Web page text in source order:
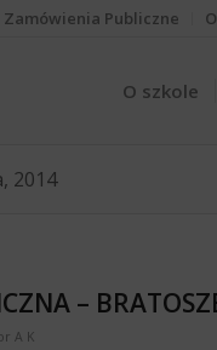
Zamówienia Publiczne
O szkole
2014
–
A K